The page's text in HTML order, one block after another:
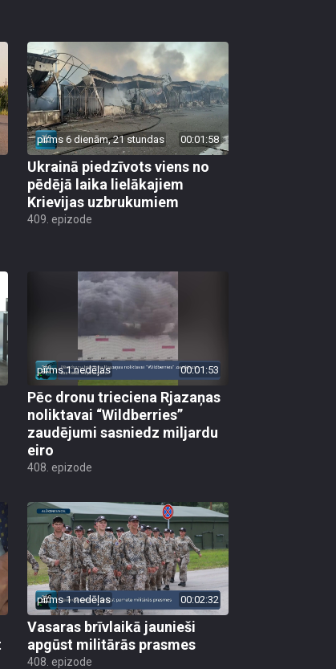
pirms 6 dienām, 21 stundas 00:01:58
Ukrainā piedzīvots viens no
pēdējā laika lielākajiem
Krievijas uzbrukumiem
409. epizode
pirms 1 nedēļas 00:01:53
Pēc dronu trieciena Rjazaņas
noliktavai “Wildberries”
zaudējumi sasniedz miljardu
eiro
408. epizode
pirms 1 nedēļas 00:02:32
Vasaras brīvlaikā jaunieši
apgūst militārās prasmes
408. epizode